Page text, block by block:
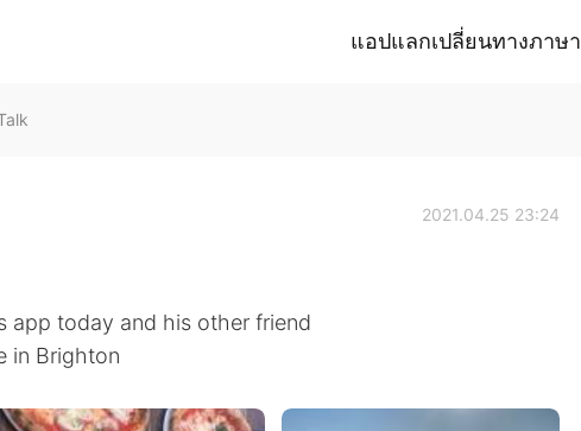
แอปแลกเปลี่ยนทางภาษา
2021.04.25 23:24
app today and his other friend
in Brighton